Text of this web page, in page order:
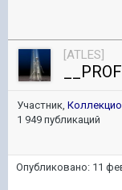
[ATLES]
__PROF
Участник,
1 949 публикаций
Опубликовано: 11